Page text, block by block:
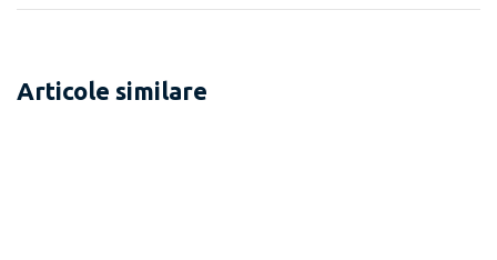
Articole similare